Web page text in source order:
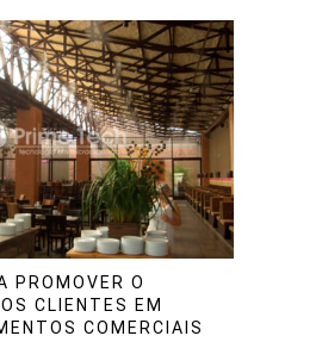
PROMOVER O
CLIENTES EM
COMERCIAIS